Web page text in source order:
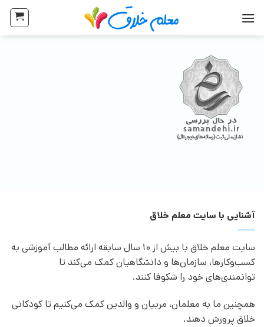
آشنایی با سایت معلم خلاق
سایت معلم خلاق با بیش از 10 سال سابقه ارائه مطالب آموزشی به
کسب‌وکارها، سازمان‌ها و دانشگاهیان کمک می‌کند تا
توانمندی‌های خود را شکوفا کنند.
همچنین ما به معلمان، مربیان و والدین کمک می‌کنیم تا کودکانی
خلاق پرورش دهند.